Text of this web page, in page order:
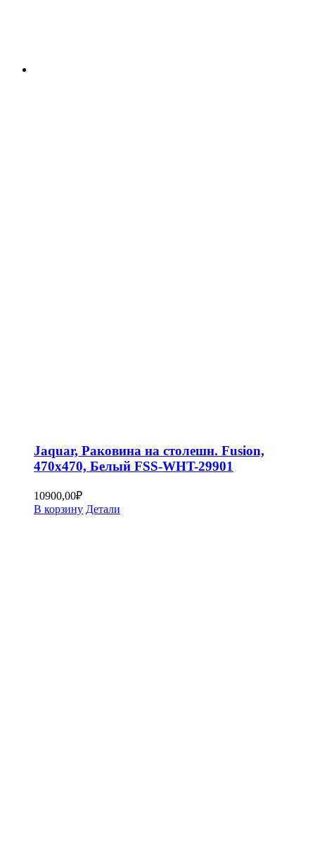
Jaquar, Раковина на столешн. Fusion,
470х470, Белый FSS-WHT-29901
10900,00₽
В корзину Детали